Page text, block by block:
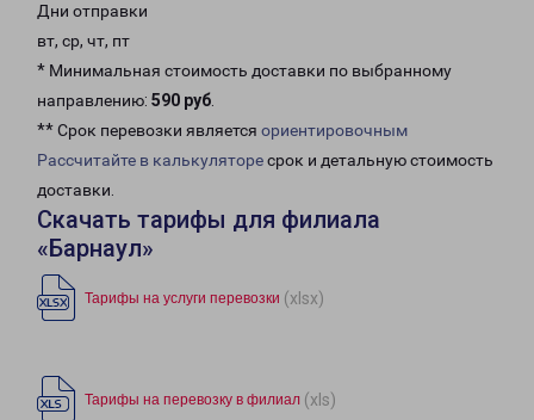
Дни отправки
вт, ср, чт, пт
* Минимальная стоимость доставки по выбранному
направлению: 590 руб.
** Срок перевозки является ориентировочным
Рассчитайте в калькуляторесрок и детальную стоимость
доставки.
Скачать тарифы для филиала
«Барнаул»
Тарифы на услуги перевозки (xlsx)
Тарифы на перевозку в филиал (xls)